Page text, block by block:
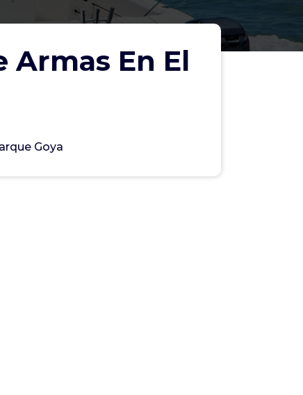
Armas En El
Goya